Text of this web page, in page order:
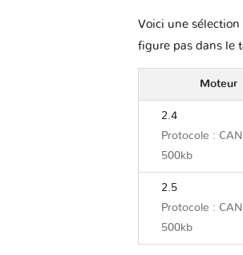
Voici une
figure pas dans le
Moteur
2.4
Protocole :
500kb
2.5
Protocole :
500kb